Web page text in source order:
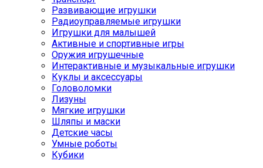
Развивающие игрушки
Радиоуправляемые игрушки
Игрушки для малышей
Активные и спортивные игры
Оружия игрушечные
Интерактивные и музыкальные игрушки
Куклы и аксессуары
Головоломки
Лизуны
Мягкие игрушки
Шляпы и маски
Детские часы
Умные роботы
Кубики